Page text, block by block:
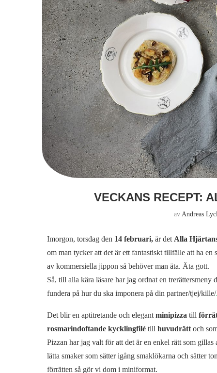
VECKANS RECEPT:
avAndreas
Imorgon, torsdag den 14 februari,är det Alla
om man tycker att det är ett fantastiskt tillfälle att ha en
av kommersiella jippon så behöver man äta. Äta gott.
Så, till alla kära läsare har jag ordnat en trerättersmeny
fundera på hur du ska imponera på din partner/tjej/kille/
Det blir en aptitretande och elegant minipizza till
rosmarindoftande kycklingfilétill huvudrättoch
Pizzan har jag valt för att det är en enkel rätt som
lätta smaker som sätter igång smaklökarna och sätter
förrätten så gör vi dom i miniformat.